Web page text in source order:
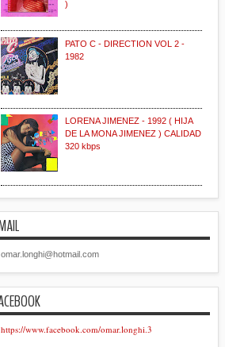
)
PATO C - DIRECTION VOL 2 -
1982
LORENA JIMENEZ - 1992 ( HIJA
DE LA MONA JIMENEZ ) CALIDAD
320 kbps
omar.longhi@hotmail.com
https://www.facebook.com/omar.longhi.3